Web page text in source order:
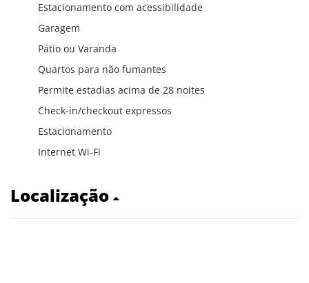
Estacionamento com acessibilidade
Garagem
Pátio ou Varanda
Quartos para não fumantes
Permite estadias acima de 28 noites
Check-in/checkout expressos
Estacionamento
Internet Wi-Fi
Localização